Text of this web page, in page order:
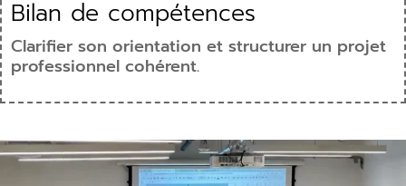
Bilan de compétences
Clarifier son orientation et structurer un projet
professionnel cohérent.